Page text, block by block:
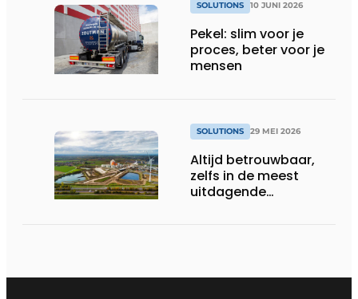
SOLUTIONS 10 JUNI 2026
Pekel: slim voor je
proces, beter voor je
mensen
SOLUTIONS 29 MEI 2026
Altijd betrouwbaar,
zelfs in de meest
uitdagende